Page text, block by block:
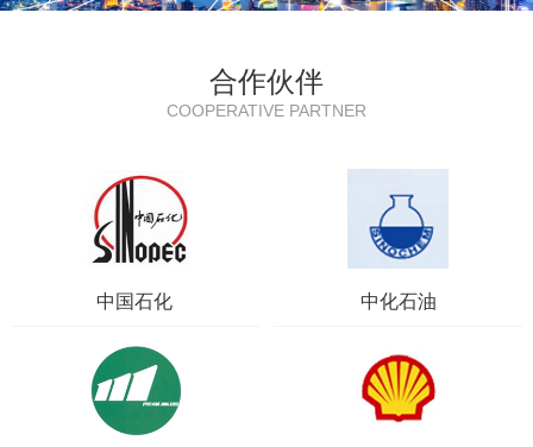
合作伙伴
COOPERATIVE PARTNER
中国石化 中化石油